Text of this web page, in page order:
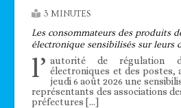
3 MINUTES
Les consommateurs des produits
électronique sensibilisés sur leurs
l’ autorité de régulation
électroniques et des postes,
jeudi 6 août 2026 une
représentants des associations
préfectures […]